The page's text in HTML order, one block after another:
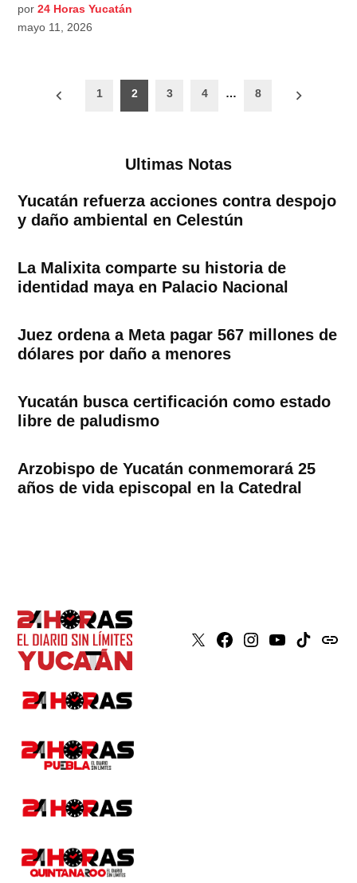
por 24 Horas Yucatán
mayo 11, 2026
Paginación
1 2 3 4 … 8
Ultimas Notas
Yucatán refuerza acciones contra despojo
y daño ambiental en Celestún
La Malixita comparte su historia de
identidad maya en Palacio Nacional
Juez ordena a Meta pagar 567 millones de
dólares por daño a menores
Yucatán busca certificación como estado
libre de paludismo
Arzobispo de Yucatán conmemorará 25
años de vida episcopal en la Catedral
X Faceboook
Instagram
YoutubeTiktokissuu